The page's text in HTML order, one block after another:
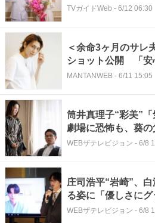
回へ
TVガイドWeb - 6/12 06:30
＜余命3ヶ月のサレ
ショット公開 「安
い！！！」と反響続
MANTANWEB - 6/11 15:05
筒井真理子“彩美”
劇場に恐怖も、葵
言動に視聴者共感＜
WEBザテレビジョン - 6/8
庄司浩平“岩崎”、
る姿に「優しさに
最高」の声＜余命3
WEBザテレビジョン - 6/8